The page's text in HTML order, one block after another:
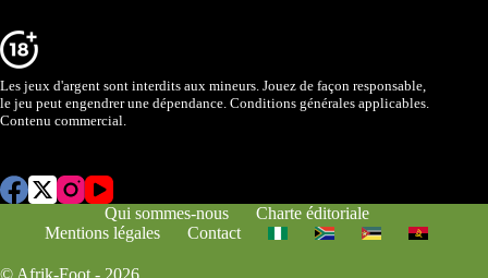
Les jeux d'argent sont interdits aux mineurs. Jouez de façon responsable,
le jeu peut engendrer une dépendance. Conditions générales applicables.
Contenu commercial.
Qui sommes-nous
Charte éditoriale
Mentions légales
Contact
© Afrik-Foot - 2026